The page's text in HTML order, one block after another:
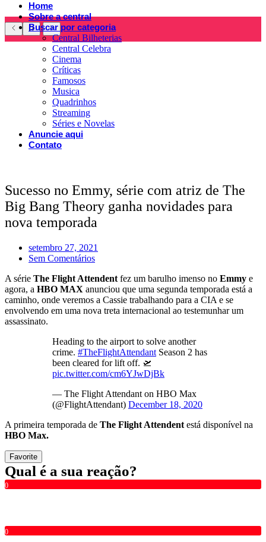
Home
Sobre a central
Buscar por categoria
Central Bilheterias
Central Celebra
Cinema
Críticas
Famosos
Musica
Quadrinhos
Streaming
Séries e Novelas
Anuncie aqui
Contato
Sucesso no Emmy, série com atriz de The
Big Bang Theory ganha novidades para
nova temporada
setembro 27, 2021
Sem Comentários
A série The Flight Attendent fez um barulho imenso no Emmy e
agora, a HBO MAX anunciou que uma segunda temporada está a
caminho, onde veremos a Cassie trabalhando para a CIA e se
envolvendo em uma nova treta internacional ao testemunhar um
assassinato.
Heading to the airport to solve another
crime. #TheFlightAttendant Season 2 has
been cleared for lift off. 🛫
pic.twitter.com/cm6YJwDjBk
— The Flight Attendant on HBO Max
(@FlightAttendant) December 18, 2020
A primeira temporada de The Flight Attendent está disponível na
HBO Max.
Favorite
Qual é a sua reação?
0
0